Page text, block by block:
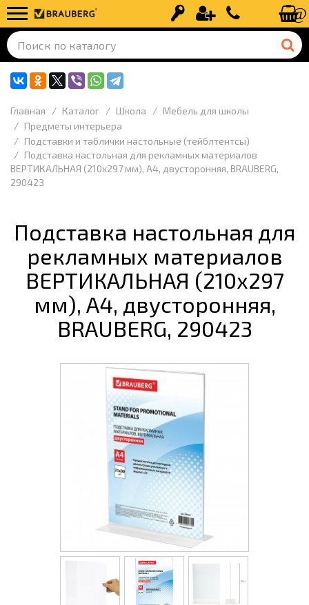
Вход Регистрация+7 (499) 110-
Главная Каталог Школа
Мебель для школы
Предметы интерьера
Подставки и таблички настольные (тейблтентсы)
Подставка настольная для рекламных материалов
ВЕРТИКАЛЬНАЯ (210х297 мм), А4, двусторонняя, BRAUBERG,
290423
Подставка настольная для
рекламных материалов
ВЕРТИКАЛЬНАЯ (210х297
мм), А4, двусторонняя,
BRAUBERG, 290423